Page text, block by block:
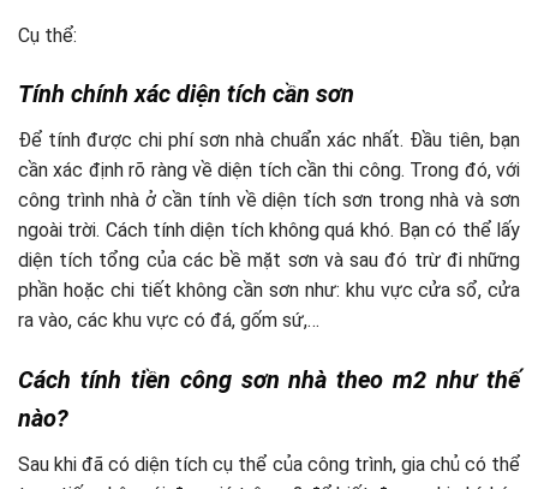
Cụ thể:
Tính chính xác diện tích cần sơn
Để tính được chi phí sơn nhà chuẩn xác nhất. Đầu tiên, bạn
cần xác định rõ ràng về diện tích cần thi công. Trong đó, với
công trình nhà ở cần tính về diện tích sơn trong nhà và sơn
ngoài trời. Cách tính diện tích không quá khó. Bạn có thể lấy
diện tích tổng của các bề mặt sơn và sau đó trừ đi những
phần hoặc chi tiết không cần sơn như: khu vực cửa sổ, cửa
ra vào, các khu vực có đá, gốm sứ,…
Cách tính tiền công sơn nhà theo m2 như thế
nào?
Sau khi đã có diện tích cụ thể của công trình, gia chủ có thể